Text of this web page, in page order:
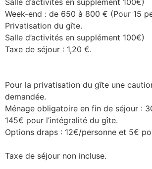
Week-end : de 650 à 800 € (Pour 15
Privatisation du gîte.
Salle d’activités en supplément 100€)
Taxe de séjour : 1,20 €.
Pour la privatisation du gîte une
demandée.
Ménage obligatoire en fin de séjour :
145€ pour l’intégralité du gîte.
Options draps : 12€/personne et 5€
Taxe de séjour non incluse.